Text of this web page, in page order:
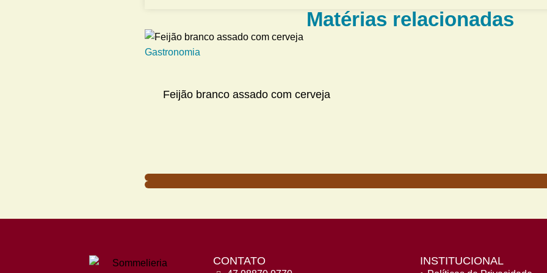
Matérias relacionadas
Gastronomia
Feijão branco assado com cerveja
CONTATO INSTITUCIONAL